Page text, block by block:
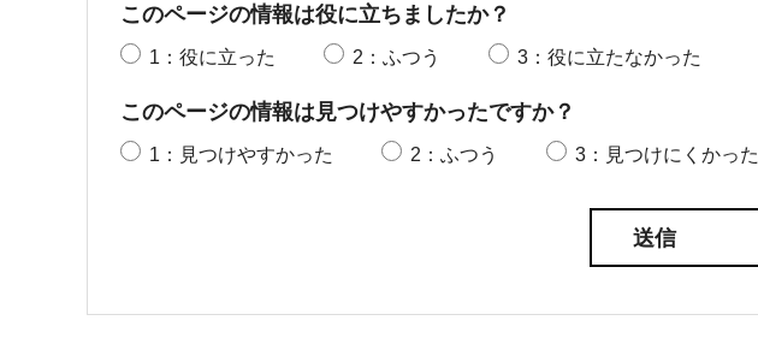
このページの情報は役に立ちましたか？
1：役に立った 2：ふつう 3：役に立たなかった
このページの情報は見つけやすかったですか？
1：見つけやすかった 2：ふつう 3：見つけにくかった